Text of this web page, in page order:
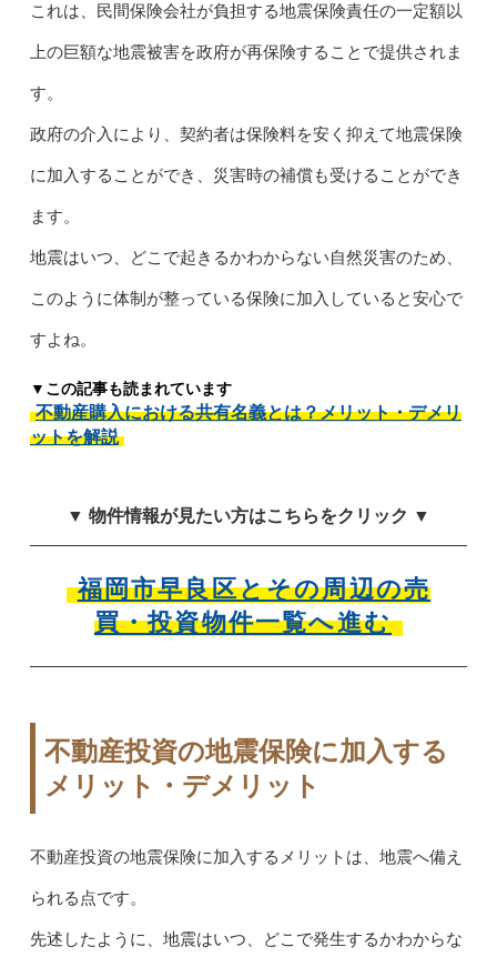
これは、民間保険会社が負担する地震保険責任の一定額以
上の巨額な地震被害を政府が再保険することで提供されま
す。
政府の介入により、契約者は保険料を安く抑えて地震保険
に加入することができ、災害時の補償も受けることができ
ます。
地震はいつ、どこで起きるかわからない自然災害のため、
このように体制が整っている保険に加入していると安心で
すよね。
▼この記事も読まれています
不動産購入における共有名義とは？メリット・デメリ
ットを解説
▼ 物件情報が見たい方はこちらをクリック ▼
福岡市早良区とその周辺の売
買・投資物件一覧へ進む
不動産投資の地震保険に加入する
メリット・デメリット
不動産投資の地震保険に加入するメリットは、地震へ備え
られる点です。
先述したように、地震はいつ、どこで発生するかわからな